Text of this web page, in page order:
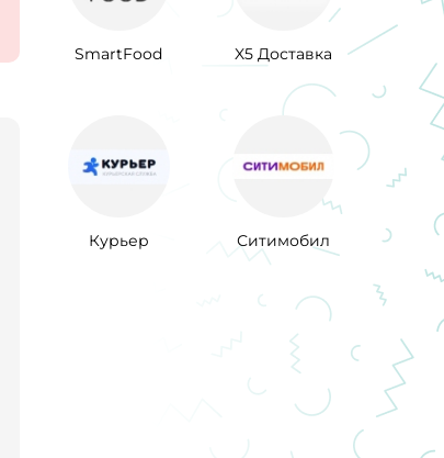
SmartFood X5 Доставка
Курьер Ситимобил